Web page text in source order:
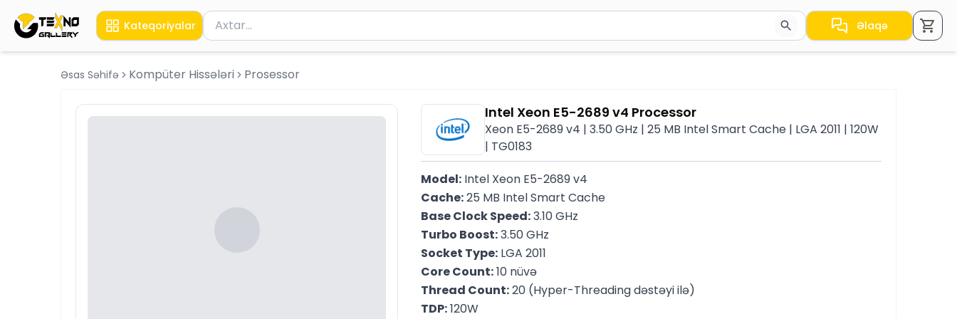
Kateqoriyalar Məhsul axtar
Axtarış üçün ən azı 2 simvol yazın. Göndərmək üçün Enter düyməsini basın və ya nəticələr arasında keçid etmək üçün ox
Əlaqə
Əsas Səhifə Kompüter Hissələri Prosessor
Intel Xeon E5-2689 v4 Processor
Xeon E5-2689 v4 | 3.50 GHz | 25 MB Intel Smart Cache | LGA 2011 | 120W
| TG0183
Model: Intel Xeon E5-2689 v4
Cache: 25 MB Intel Smart Cache
Base Clock Speed: 3.10 GHz
Turbo Boost: 3.50 GHz
Socket Type: LGA 2011
Core Count: 10 nüvə
Thread Count: 20 (Hyper-Threading dəstəyi ilə)
TDP: 120W